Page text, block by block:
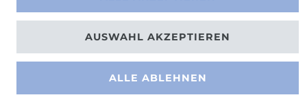
ALLE ABLEHNEN
AUSWAHL AKZEPTIEREN